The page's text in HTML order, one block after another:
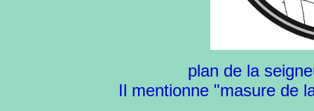
plan de la
Il mentionne "masure de